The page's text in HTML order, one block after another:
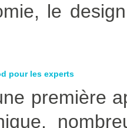
le
pour les experts
première